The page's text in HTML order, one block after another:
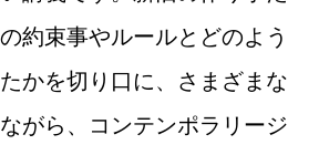
約束事やルールとどのよう
かを切り口に、さまざまな
がら、コンテンポラリージ